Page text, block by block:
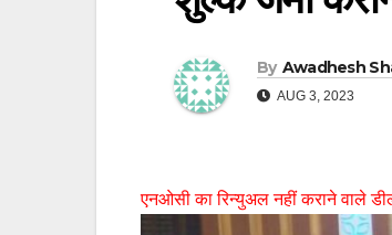
By Awadhesh
AUG 3, 2023
एनओसी का रिन्युअल नहीं कराने वाले